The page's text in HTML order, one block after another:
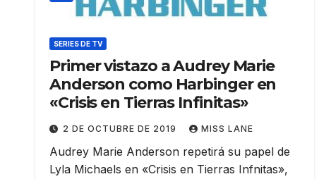
SERIES DE TV
Primer vistazo a Audrey Marie
Anderson como Harbinger en
«Crisis en Tierras Infinitas»
2 DE OCTUBRE DE 2019 MISS LANE
Audrey Marie Anderson repetirá su papel de
Lyla Michaels en «Crisis en Tierras Infnitas»,